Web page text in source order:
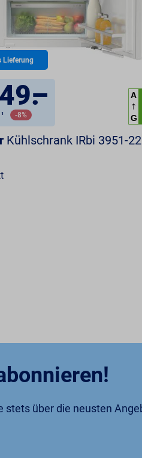
Lieferung
.
–
-8%
A
G
Kühlschrank IRbi 3951-22
über die neusten